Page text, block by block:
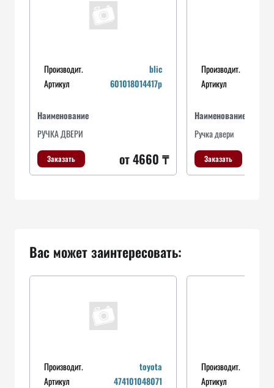
Производит.
blic
Артикул
601018014417p
Наименование
РУЧКА ДВЕРИ
Заказать от 4660 ₸
Производит.
Артикул
Наименование
Ручка двери
Заказать
Вас может заинтересовать:
Производит.
toyota
Артикул
474101048071
Производит.
Артикул